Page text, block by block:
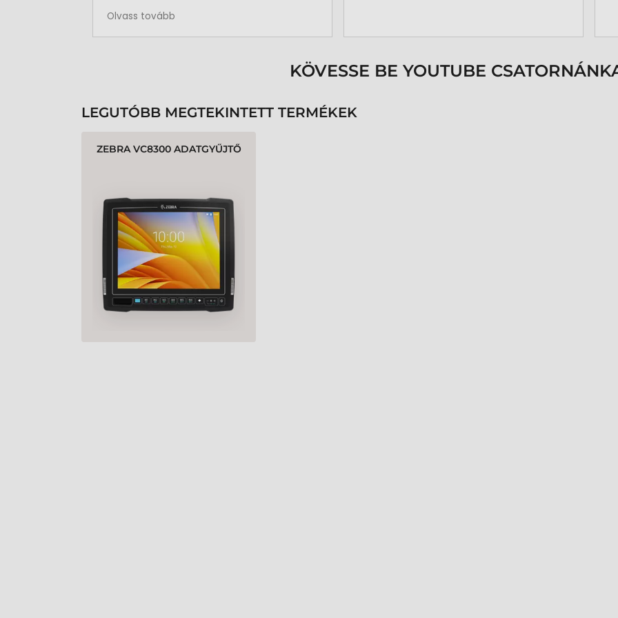
Rendben volt a rendelésem
Olvass tovább
KÖVESSE BE YOUTUBE
LEGUTÓBB MEGTEKINTETT TERMÉKEK
ZEBRA VC8300 ADATGYŰJTŐ